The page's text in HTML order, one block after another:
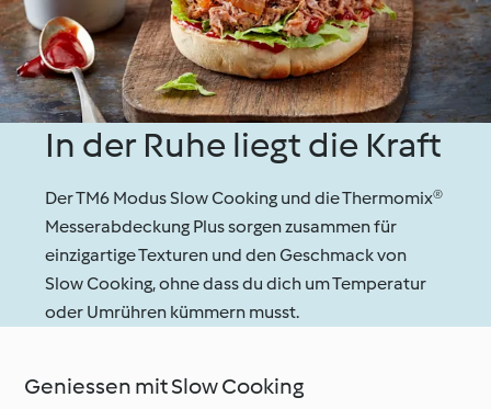
In der Ruhe liegt die Kraft
Der TM6 Modus Slow Cooking und die Thermomix®
Messerabdeckung Plus sorgen zusammen für
einzigartige Texturen und den Geschmack von
Slow Cooking, ohne dass du dich um Temperatur
oder Umrühren kümmern musst.
Geniessen mit Slow Cooking